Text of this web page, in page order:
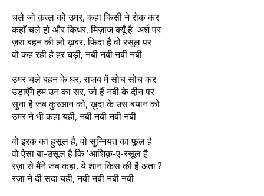
चले जो क़त्ल को उमर, कहा किसी ने रोक कर
कहाँ चले हो और किधर, मिज़ाज क्यूँ है 'अर्श पर
ज़रा बहन की लो ख़बर, फिदा है वो रसूल पर
वो कह रही है हर घड़ी, नबी नबी नबी नबी
उमर चले बहन के घर, राज़ब में सोच सोच कर
उड़ाएँगे हम उन का सर, जो हैं नबी के दीन पर
सुना है जब कुरआन को, ख़ुदा के उस बयान को
उमर ने भी कहा यही, नबी नबी नबी नबी
वो इरक का हुसूल है, वो सुन्नियत का फूल है
वो ऐसा बा-उसूल है कि 'आशिक़-ए-रसूल है
रज़ा से मैंने जब कहा, ये शान किस की है अता ?
रज़ा ने दी सदा यही, नबी नबी नबी नबी